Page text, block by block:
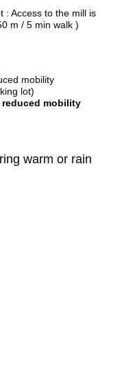
: Access to the mill is
m / 5 min walk )
mobility
lot)
mobility
warm or rain